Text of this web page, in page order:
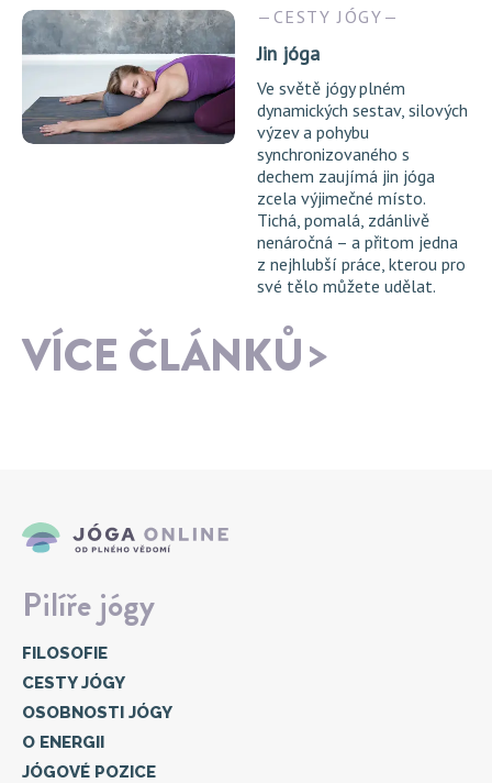
CESTY JÓGY
Jin jóga
Ve světě jógy plném
dynamických sestav, silových
výzev a pohybu
synchronizovaného s
dechem zaujímá jin jóga
zcela výjimečné místo.
Tichá, pomalá, zdánlivě
nenáročná – a přitom jedna
z nejhlubší práce, kterou pro
své tělo můžete udělat.
VÍCE ČLÁNKŮ
Pilíře jógy
FILOSOFIE
CESTY JÓGY
OSOBNOSTI JÓGY
O ENERGII
JÓGOVÉ POZICE